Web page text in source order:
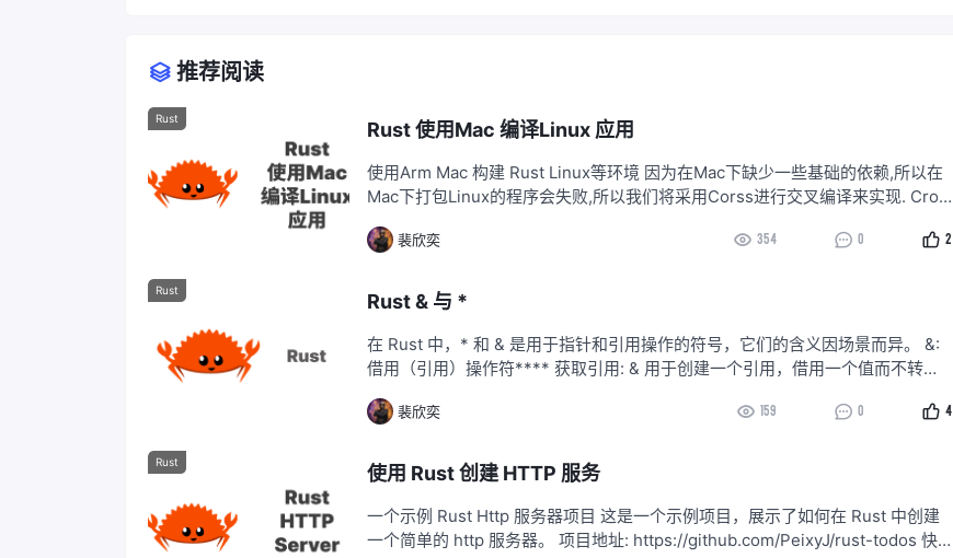
推荐阅读
Rust Rust 使用Mac 编译Linux 应用
使用Arm Mac 构建 Rust Linux等环境 因为在Mac下缺少一些基础的依赖,所以在
Mac下打包Linux的程序会失败,所以我们将采用Corss进行交叉编译来实现. Cros
装。 cross提供了一个可产生最便携
裴欣奕 354 0 2
Rust Rust & 与 *
在 Rust 中，* 和 & 是用于指针和引用操作的符号，它们的含义因场景而异。 &:
借用（引用）操作符**** 获取引用: & 用于创建一个引用，借用一个值而不转移
建对变量 x 的可变引用，前提
裴欣奕 159 0 4
Rust 使用 Rust 创建 HTTP 服务
一个示例 Rust Http 服务器项目 这是一个示例项目，展示了如何在 Rust 中创建
一个简单的 http 服务器。 项目地址: https://github.com/PeixyJ/rust-todos 快